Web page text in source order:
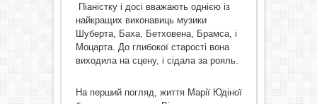
Піаністку і досі вважають однією із
найкращих виконавиць музики
Шуберта, Баха, Бетховена, Брамса, і
Моцарта. До глибокої старості вона
виходила на сцену, і сідала за рояль.
На перший погляд, життя Марії Юдіної